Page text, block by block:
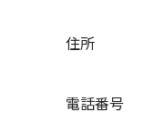
住所
電話番号